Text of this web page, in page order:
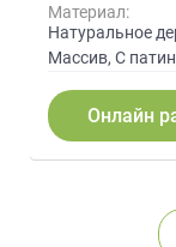
Материал:
Натуральное
Массив, С
Онлайн